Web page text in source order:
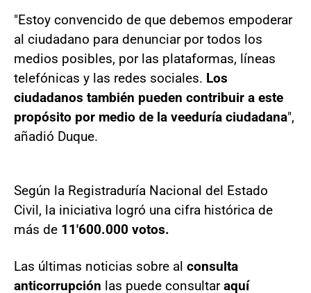
"Estoy convencido de que debemos empoderar
al ciudadano para denunciar por todos los
medios posibles, por las plataformas, líneas
telefónicas y las redes sociales. Los
ciudadanos también pueden contribuir a este
propósito por medio de la veeduría ciudadana",
añadió Duque.
Según la Registraduría Nacional del Estado
Civil, la iniciativa logró una cifra histórica de
más de 11'600.000 votos.
Las últimas noticias sobre al consulta
anticorrupción las puede consultaraquí